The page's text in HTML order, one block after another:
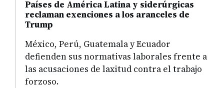
Países de América Latina y siderúrgicas
reclaman exenciones a los aranceles de
Trump
México, Perú, Guatemala y Ecuador
defienden sus normativas laborales frente a
las acusaciones de laxitud contra el trabajo
forzoso.